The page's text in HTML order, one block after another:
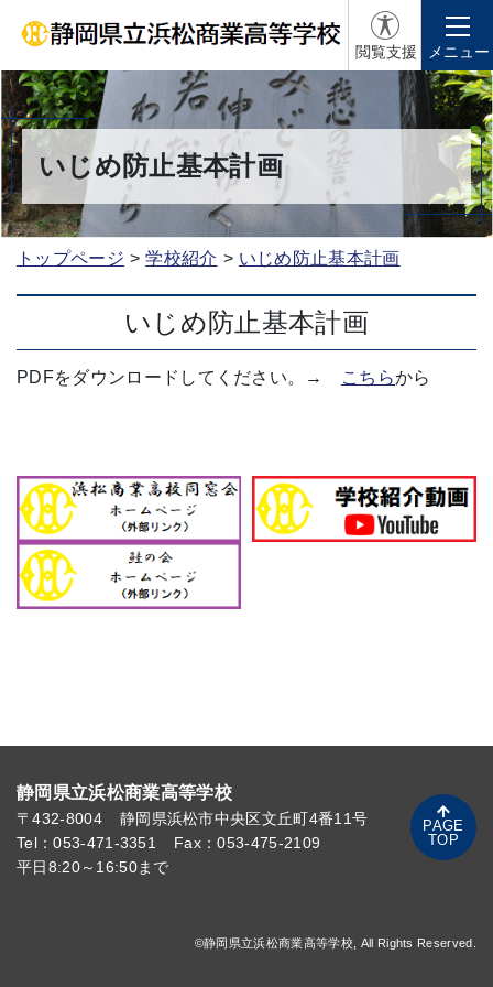
閲覧支援 メニュー
いじめ防止基本計画
トップページ 学校紹介 いじめ防止基本計画
いじめ防止基本計画
PDFをダウンロードしてください。→ こちらから
静岡県立浜松商業高等学校
〒432-8004
静岡県浜松市中央区文丘町4番11号
Tel：053-471-3351
Fax：053-475-2109
平日8:20～16:50まで
©静岡県立浜松商業高等学校, All Rights Reserved.
PAGE
TOP